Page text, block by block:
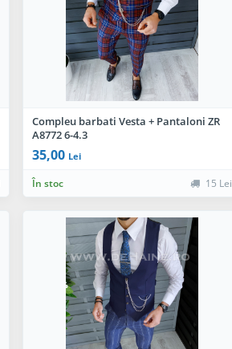
Compleu barbati Vesta + Pantaloni ZR
A8772 6-4.3
35,00 Lei
În stoc 15 Lei